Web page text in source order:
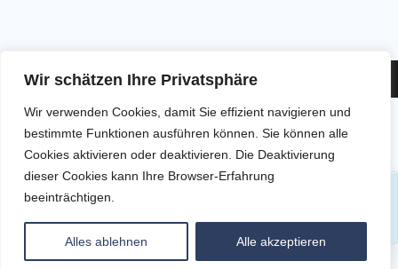
Wir schätzen Ihre Privatsphäre
Wir verwenden Cookies, damit Sie effizient navigieren und
bestimmte Funktionen ausführen können. Sie können alle
Cookies aktivieren oder deaktivieren. Die Deaktivierung
dieser Cookies kann Ihre Browser-Erfahrung
beeinträchtigen.
Alles ablehnen Alle akzeptieren
Copyright - WordPress Theme by OceanWP
Freie Plätze: 1
Anmeldungen sind für diese Veranstaltung